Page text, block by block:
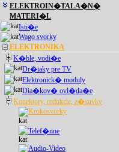
ELEKTROIN�TALA�N�
MATERI�L
Isti�e
Wago svorky
ELEKTRONIKA
K�ble, vodi�e
Dr�iaky pre TV
Elektronick� moduly
Dia�kov� ovl�da�e
Konektory, redukcie, z�suvky
Krokosvorky
Telef�nne
Audio-Video